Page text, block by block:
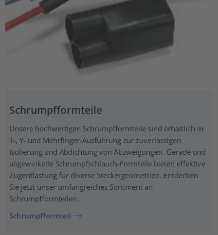
Schrumpfformteile
Unsere hochwertigen Schrumpfformteile sind erhältlich in
T-, Y- und Mehrfinger-Ausführung zur zuverlässigen
Isolierung und Abdichtung von Abzweigungen. Gerade und
abgewinkelte Schrumpfschlauch-Formteile bieten effektive
Zugentlastung für diverse Steckergeometrien. Entdecken
Sie jetzt unser umfangreiches Sortiment an
Schrumpfformteilen.
Schrumpfformteil